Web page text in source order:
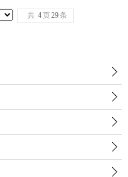
共 4页29条